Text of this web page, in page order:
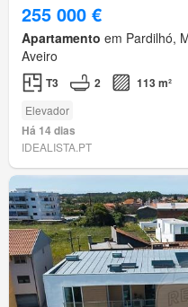
255 000 €
Apartamento em Pardilhó,
Aveiro
T3 2 113 m²
Elevador
Há 14 dias
IDEALISTA.PT